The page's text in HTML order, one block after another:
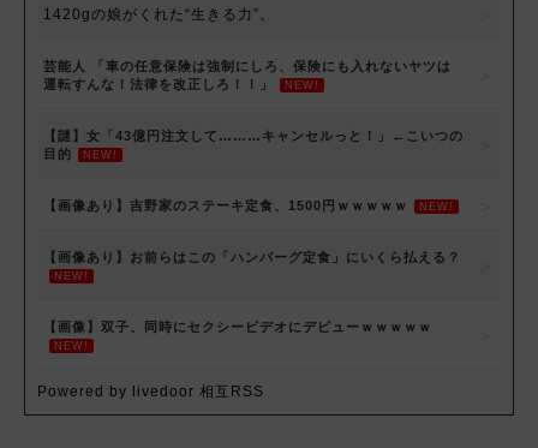
1420gの娘がくれた“生きる力”。
芸能人 「車の任意保険は強制にしろ、保険にも入れないヤツは
運転すんな！法律を改正しろ！！」
NEW!
【謎】女「43億円注文して………キャンセルっと！」←こいつの
目的
NEW!
【画像あり】吉野家のステーキ定食、1500円ｗｗｗｗｗ NEW!
【画像あり】お前らはこの「ハンバーグ定食」にいくら払える？
NEW!
【画像】双子、同時にセクシービデオにデビューｗｗｗｗｗ
NEW!
Powered by livedoor 相互RSS